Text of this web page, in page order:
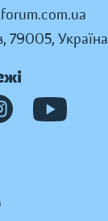
79005, Україна